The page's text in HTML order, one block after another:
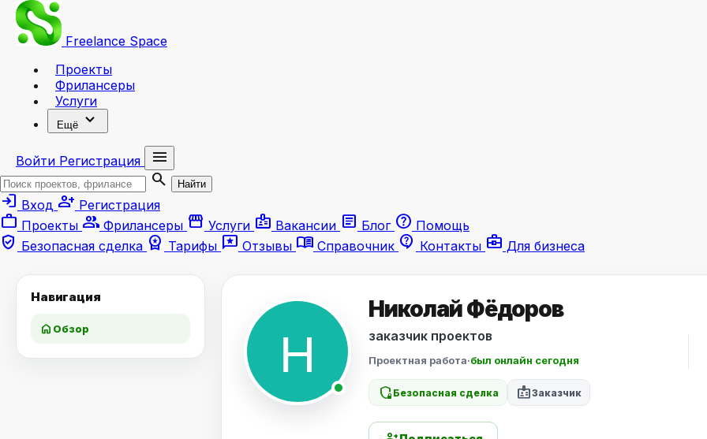
Freelance Space
Проекты
Фрилансеры
Услуги
Ещё expand_more
Войти Регистрация
menu
search
Найти
login Вход person_add Регистрация
work Проекты group Фрилансеры storefront Услуги badge Вакансии article Блог help Помощь
verified_user Безопасная сделка workspace_premium Тарифы reviews Отзывы menu_book Справочник contact_support Контакты business_center Для бизнеса
Навигация
home Обзор
Николай Фёдоров
заказчик проектов
Проектная работа·был онлайн сегодня
shield_locked Безопасная сделка badgeЗаказчик